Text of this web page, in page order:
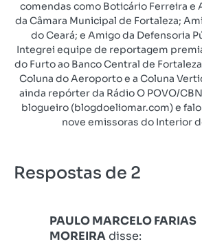
comendas como Boticário Ferreira e
da Câmara Municipal de Fortaleza;
do Ceará; e Amigo da Defensoria
Integrei equipe de reportagem
do Furto ao Banco Central de
Coluna do Aeroporto e a Coluna
ainda repórter da Rádio O POVO/
blogueiro (blogdoeliomar.com) e
nove emissoras do Interior
Respostas de 2
PAULO MARCELO FARIAS
MOREIRAdisse: